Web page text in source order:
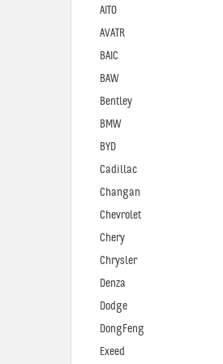
AITO
AVATR
BAIC
BAW
Bentley
BMW
BYD
Cadillac
Changan
Chevrolet
Chery
Chrysler
Denza
Dodge
DongFeng
Exeed